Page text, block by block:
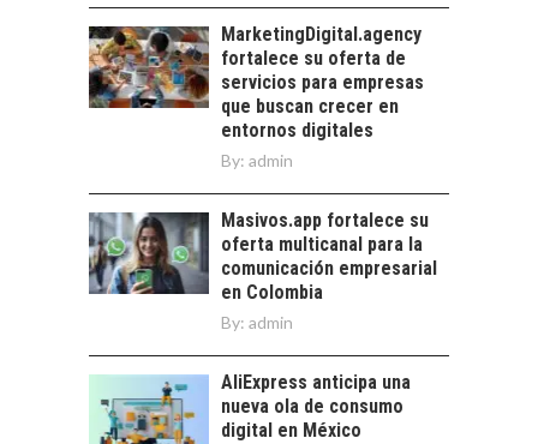
Financiamiento para
pymes en Chile:
alternativas que
trascienden el
crédito…
EL CRECIMIENTO DE
LOS SERVICIOS
DIGITALES
EXPORTADOS DESDE
CHILE
servicios digitales en
Chile:…
MarketingDigital.agency
fortalece su oferta de
servicios para empresas
que buscan crecer en
entornos digitales
By: admin
Masivos.app fortalece su
oferta multicanal para la
comunicación empresarial
en Colombia
By: admin
AliExpress anticipa una
nueva ola de consumo
digital en México